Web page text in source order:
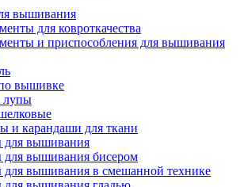
вышивания
для ковроткачества
и приспособления для вышивания
вышивке
и карандаши для ткани
для вышивания
вышивания бисером
вышивания в смешанной технике